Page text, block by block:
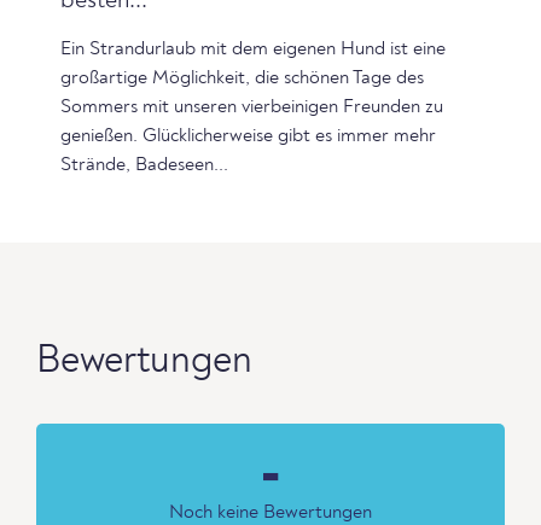
Ein Strandurlaub mit dem eigenen Hund ist eine
großartige Möglichkeit, die schönen Tage des
Sommers mit unseren vierbeinigen Freunden zu
genießen. Glücklicherweise gibt es immer mehr
Strände, Badeseen...
Bewertungen
-
Noch keine Bewertungen